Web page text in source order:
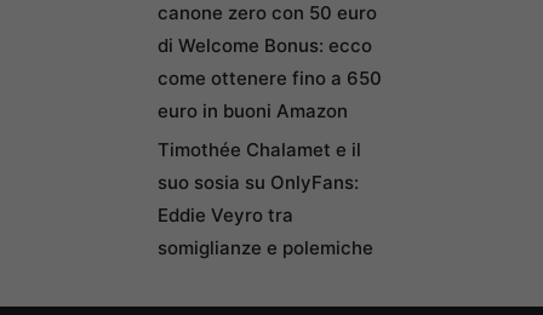
canone zero con 50 euro
di Welcome Bonus: ecco
come ottenere fino a 650
euro in buoni Amazon
Timothée Chalamet e il
suo sosia su OnlyFans:
Eddie Veyro tra
somiglianze e polemiche